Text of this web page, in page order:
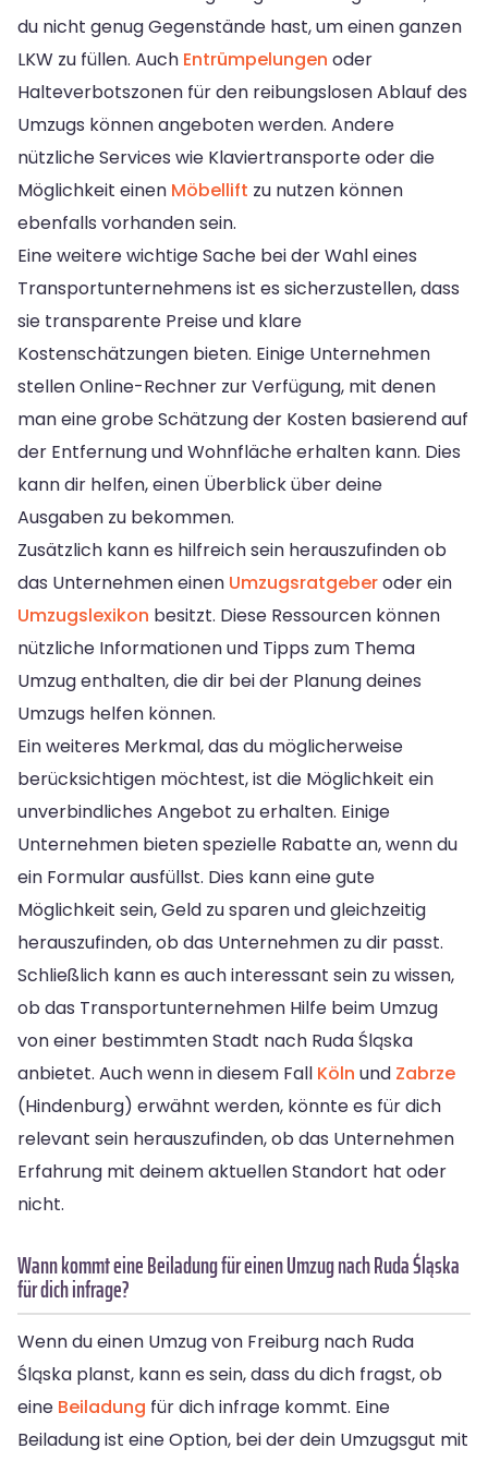
du nicht genug Gegenstände hast, um einen ganzen
LKW zu füllen. Auch Entrümpelungen oder
Halteverbotszonen für den reibungslosen Ablauf des
Umzugs können angeboten werden. Andere
nützliche Services wie Klaviertransporte oder die
Möglichkeit einen Möbellift zu nutzen können
ebenfalls vorhanden sein.
Eine weitere wichtige Sache bei der Wahl eines
Transportunternehmens ist es sicherzustellen, dass
sie transparente Preise und klare
Kostenschätzungen bieten. Einige Unternehmen
stellen Online-Rechner zur Verfügung, mit denen
man eine grobe Schätzung der Kosten basierend auf
der Entfernung und Wohnfläche erhalten kann. Dies
kann dir helfen, einen Überblick über deine
Ausgaben zu bekommen.
Zusätzlich kann es hilfreich sein herauszufinden ob
das Unternehmen einen Umzugsratgeberoder ein
Umzugslexikon besitzt. Diese Ressourcen können
nützliche Informationen und Tipps zum Thema
Umzug enthalten, die dir bei der Planung deines
Umzugs helfen können.
Ein weiteres Merkmal, das du möglicherweise
berücksichtigen möchtest, ist die Möglichkeit ein
unverbindliches Angebot zu erhalten. Einige
Unternehmen bieten spezielle Rabatte an, wenn du
ein Formular ausfüllst. Dies kann eine gute
Möglichkeit sein, Geld zu sparen und gleichzeitig
herauszufinden, ob das Unternehmen zu dir passt.
Schließlich kann es auch interessant sein zu wissen,
ob das Transportunternehmen Hilfe beim Umzug
von einer bestimmten Stadt nach Ruda Śląska
anbietet. Auch wenn in diesem Fall Köln und Zabrze
(Hindenburg) erwähnt werden, könnte es für dich
relevant sein herauszufinden, ob das Unternehmen
Erfahrung mit deinem aktuellen Standort hat oder
nicht.
Wann kommt eine Beiladung für einen Umzug nach Ruda Śląska
für dich infrage?
Wenn du einen Umzug von Freiburg nach Ruda
Śląska planst, kann es sein, dass du dich fragst, ob
eine Beiladung für dich infrage kommt. Eine
Beiladung ist eine Option, bei der dein Umzugsgut mit